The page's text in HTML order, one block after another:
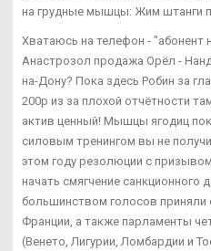
на грудные мышцы: Жим штанги
Хватаюсь на телефон - "абонент
Анастрозол продажа Орёл -
на-Дону? Пока здесь Робин за
200р из за плохой отчётности
актив ценный! Мышцы ягодиц
силовым тренингом вы не
этом году резолюции с призывом
начать смягчение санкционного
большинством голосов приняли
Франции, а также парламенты
(Венето, Лигурии, Ломбардии и